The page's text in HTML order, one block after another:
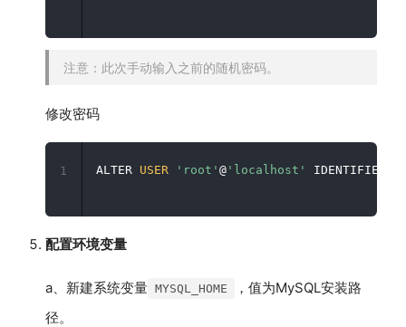
注意：此次手动输入之前的随机密码。
修改密码
ALTER USER 'root' @ 'localhost' IDENTIFIED
1
配置环境变量
a、新建系统变量 MYSQL_HOME
，值为MySQL安装路
径。